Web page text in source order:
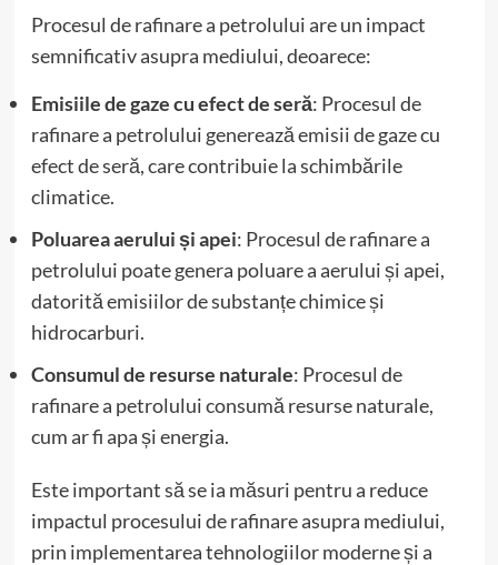
Procesul de rafinare a petrolului are un impact
semnificativ asupra mediului, deoarece:
Emisiile de gaze cu efect de seră: Procesul de
rafinare a petrolului generează emisii de gaze cu
efect de seră, care contribuie la schimbările
climatice.
Poluarea aerului și apei: Procesul de rafinare a
petrolului poate genera poluare a aerului și apei,
datorită emisiilor de substanțe chimice și
hidrocarburi.
Consumul de resurse naturale: Procesul de
rafinare a petrolului consumă resurse naturale,
cum ar fi apa și energia.
Este important să se ia măsuri pentru a reduce
impactul procesului de rafinare asupra mediului,
prin implementarea tehnologiilor moderne și a